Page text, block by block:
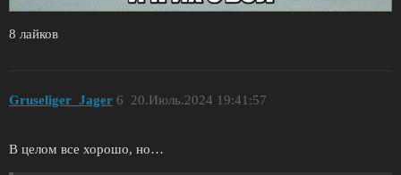
8 лайков
Gruseliger_Jager 20.Июль.2024 19:41:57
6
В целом все хорошо, но…